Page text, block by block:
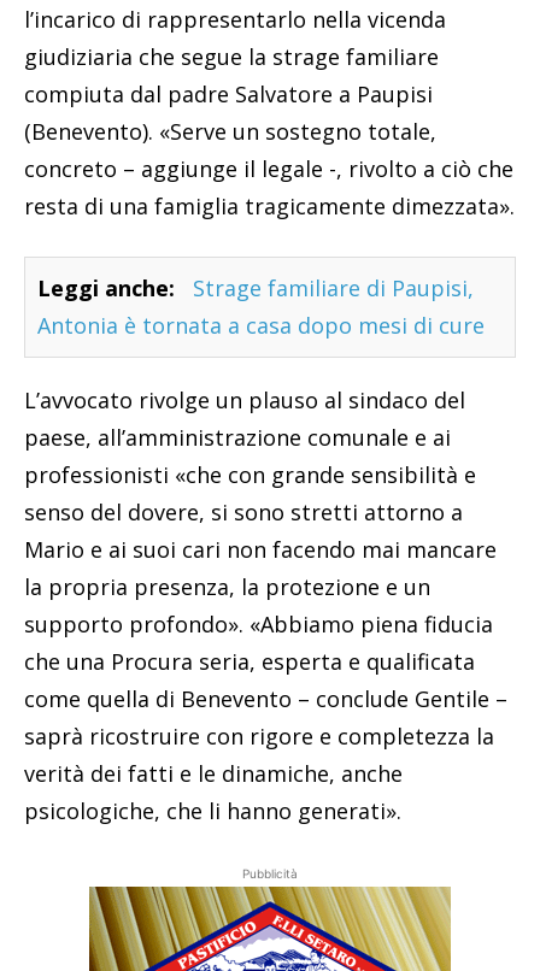
l’incarico di rappresentarlo nella vicenda
giudiziaria che segue la strage familiare
compiuta dal padre Salvatore a Paupisi
(Benevento). «Serve un sostegno totale,
concreto – aggiunge il legale -, rivolto a ciò che
resta di una famiglia tragicamente dimezzata».
Leggi anche:
Strage familiare di Paupisi,
Antonia è tornata a casa dopo mesi di cure
L’avvocato rivolge un plauso al sindaco del
paese, all’amministrazione comunale e ai
professionisti «che con grande sensibilità e
senso del dovere, si sono stretti attorno a
Mario e ai suoi cari non facendo mai mancare
la propria presenza, la protezione e un
supporto profondo». «Abbiamo piena fiducia
che una Procura seria, esperta e qualificata
come quella di Benevento – conclude Gentile –
saprà ricostruire con rigore e completezza la
verità dei fatti e le dinamiche, anche
psicologiche, che li hanno generati».
Pubblicità